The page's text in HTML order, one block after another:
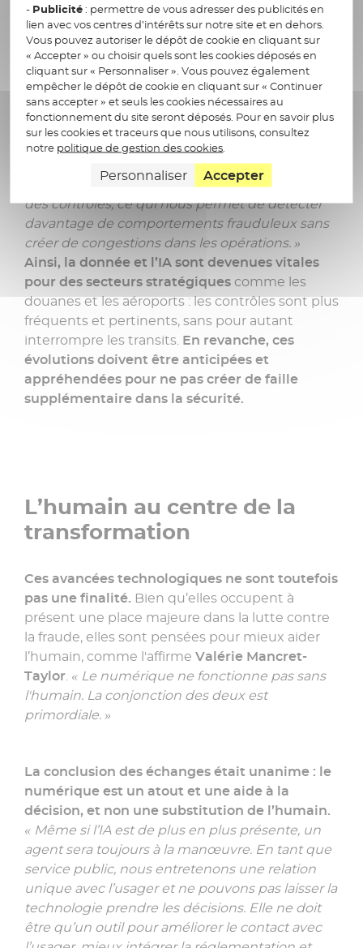
d'imagerie à rayons X en est un exemple
concret. L’IA est un vrai game changer pour les
années à venir ».
Point complété parle DSI des Aéroports de
Paris.« Aujourd’hui, le scan des bagages
s’appuie sur de nouveaux équipements
intégrant l’IA. Cette montée en puissance
technologique augmente la densité et la finesse
des contrôles, ce qui nous permet de détecter
davantage de comportements frauduleux sans
créer de congestions dans les opérations. »
Ainsi, la donnée et l’IA sont devenues vitales
pour des secteurs stratégiques comme les
douanes et les aéroports : les contrôles sont plus
fréquents et pertinents, sans pour autant
interrompre les transits. En revanche, ces
évolutions doivent être anticipées et
appréhendées pour ne pas créer de faille
supplémentaire dans la sécurité.
L’humain au centre de la
transformation
Ces avancées technologiques ne sont toutefois
pas une finalité. Bien qu’elles occupent à
présent une place majeure dans la lutte contre
la fraude, elles sont pensées pour mieux aider
l’humain, comme l'affirme Valérie Mancret-
Taylor. « Le numérique ne fonctionne pas sans
l'humain. La conjonction des deux est
primordiale. »
La conclusion des échanges était unanime : le
numérique est un atout et une aide à la
décision, et non une substitution de l’humain.
« Même si l’IA est de plus en plus présente, un
agent sera toujours à la manœuvre. En tant que
service public, nous entretenons une relation
unique avec l’usager et ne pouvons pas laisser la
technologie prendre les décisions. Elle ne doit
être qu’un outil pour améliorer le contact avec
- Publicité: permettre de vous adresser des publicités en
lien avec vos centres d’intérêts sur notre site et en dehors.
Vous pouvez autoriser le dépôt de cookie en cliquant sur
« Accepter » ou choisir quels sont les cookies déposés en
cliquant sur « Personnaliser ». Vous pouvez également
empêcher le dépôt de cookie en cliquant sur « Continuer
sans accepter » et seuls les cookies nécessaires au
fonctionnement du site seront déposés. Pour en savoir plus
sur les cookies et traceurs que nous utilisons, consultez
notre politique de gestion des cookies
Personnaliser Accepter